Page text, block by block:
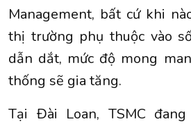
Management, bất cứ khi
thị trường phụ thuộc vào
dẫn dắt, mức độ mong
thống sẽ gia tăng.
Tại Đài Loan, TSMC